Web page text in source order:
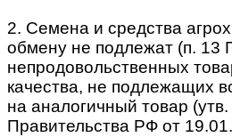
2. Семена и средства
обмену не подлежат (п. 13
непродовольственных
качества, не подлежащих
на аналогичный товар
Правительства РФ от